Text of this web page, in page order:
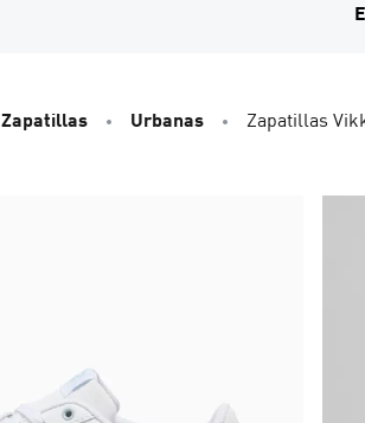
Zapatillas Urbanas Zapatillas